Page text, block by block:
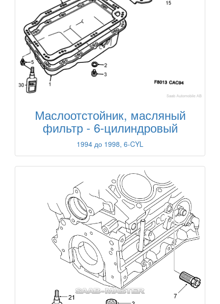
Маслоотстойник, масляный
фильтр - 6-цилиндровый
1994 до 1998, 6-CYL